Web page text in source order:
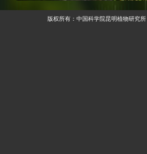
版权所有：中国科学院昆明植物研究所